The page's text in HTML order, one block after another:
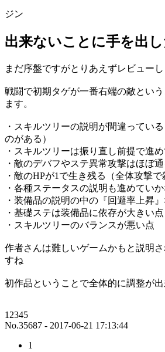
ジン
出来ないことに手を出
まだ序盤ですがとりあえずレビューし
戦闘で初期タゲが一番右端の敵とい
ます。
・スキルツリーの説明が間違ってい
のがある）
・スキルツリーは振り直し前提で進
・敵のデバフやステ異常攻撃はほぼ
・敵のHPが1で生き残る（全体攻撃
・各種ステータスの説明も進めてい
・装備品の説明の中の『回避率上昇
・基礎ステは装備品に依存が大きい点
・スキルツリーのバランスが悪い点
作者さんは難しいゲームかもと説明
すね
初作品ということで全体的に調整が
12345
No.35687 - 2017-06-21 17:13:44
1